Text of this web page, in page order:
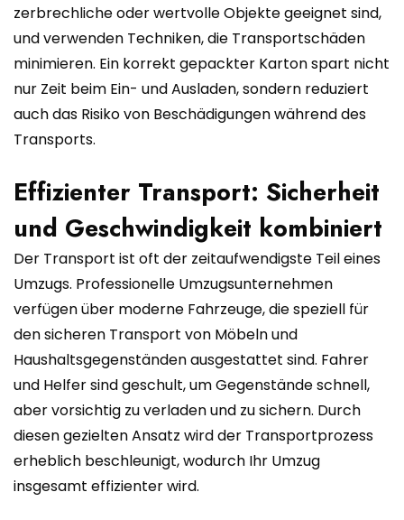
zerbrechliche oder wertvolle Objekte geeignet sind,
und verwenden Techniken, die Transportschäden
minimieren. Ein korrekt gepackter Karton spart nicht
nur Zeit beim Ein- und Ausladen, sondern reduziert
auch das Risiko von Beschädigungen während des
Transports.
Effizienter Transport: Sicherheit
und Geschwindigkeit kombiniert
Der Transport ist oft der zeitaufwendigste Teil eines
Umzugs. Professionelle Umzugsunternehmen
verfügen über moderne Fahrzeuge, die speziell für
den sicheren Transport von Möbeln und
Haushaltsgegenständen ausgestattet sind. Fahrer
und Helfer sind geschult, um Gegenstände schnell,
aber vorsichtig zu verladen und zu sichern. Durch
diesen gezielten Ansatz wird der Transportprozess
erheblich beschleunigt, wodurch Ihr Umzug
insgesamt effizienter wird.